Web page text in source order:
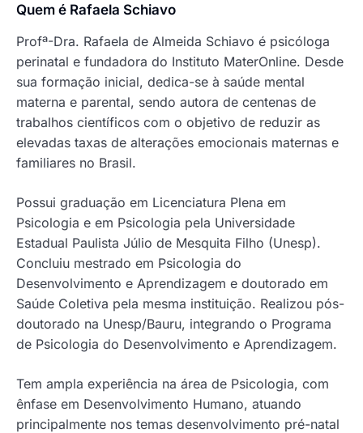
Quem é Rafaela Schiavo
Profª-Dra. Rafaela de Almeida Schiavo é psicóloga
perinatal e fundadora do Instituto MaterOnline. Desde
sua formação inicial, dedica-se à saúde mental
materna e parental, sendo autora de centenas de
trabalhos científicos com o objetivo de reduzir as
elevadas taxas de alterações emocionais maternas e
familiares no Brasil.
Possui graduação em Licenciatura Plena em
Psicologia e em Psicologia pela Universidade
Estadual Paulista Júlio de Mesquita Filho (Unesp).
Concluiu mestrado em Psicologia do
Desenvolvimento e Aprendizagem e doutorado em
Saúde Coletiva pela mesma instituição. Realizou pós-
doutorado na Unesp/Bauru, integrando o Programa
de Psicologia do Desenvolvimento e Aprendizagem.
Tem ampla experiência na área de Psicologia, com
ênfase em Desenvolvimento Humano, atuando
principalmente nos temas desenvolvimento pré-natal